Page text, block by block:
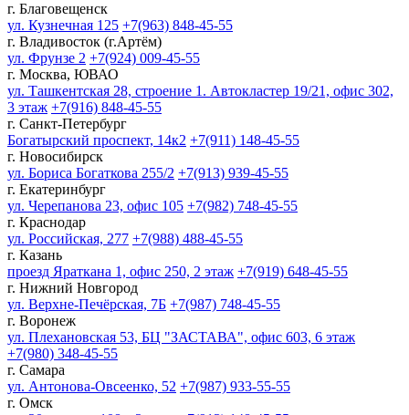
г. Благовещенск
ул. Кузнечная 125 +7(963) 848-45-55
г. Владивосток (г.Артём)
ул. Фрунзе 2 +7(924) 009-45-55
г. Москва, ЮВАО
ул. Ташкентская 28, строение 1. Автокластер 19/21, офис 302,
3 этаж +7(916) 848-45-55
г. Санкт-Петербург
Богатырский проспект, 14к2 +7(911) 148-45-55
г. Новосибирск
ул. Бориса Богаткова 255/2 +7(913) 939-45-55
г. Екатеринбург
ул. Черепанова 23, офис 105 +7(982) 748-45-55
г. Краснодар
ул. Российская, 277 +7(988) 488-45-55
г. Казань
проезд Яраткана 1, офис 250, 2 этаж +7(919) 648-45-55
г. Нижний Новгород
ул. Верхне-Печёрская, 7Б +7(987) 748-45-55
г. Воронеж
ул. Плехановская 53, БЦ "ЗАСТАВА", офис 603, 6 этаж
+7(980) 348-45-55
г. Самара
ул. Антонова-Овсеенко, 52 +7(987) 933-55-55
г. Омск